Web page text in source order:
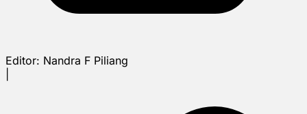
Editor: Nandra F Piliang